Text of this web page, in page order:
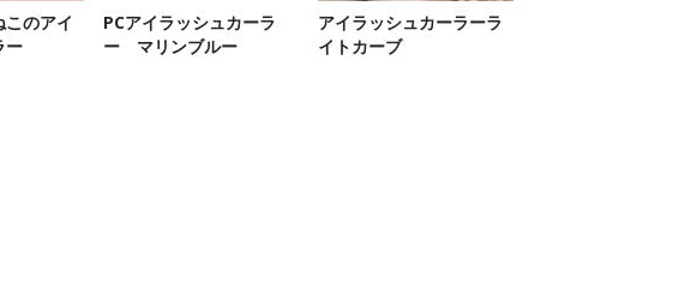
のアイ
ー
PCアイラッシュカーラ
ー マリンブルー
アイラッシュカーラーラ
イトカーブ